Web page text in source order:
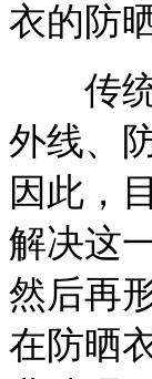
衣的防
传统
外线、
因此，
解决这
然后再
在防晒